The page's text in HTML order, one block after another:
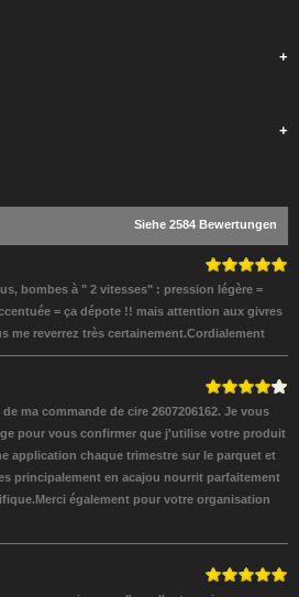
+
+
Siehe 2584 Bewertungen
bombes à " 2 vitesses" : pression légère =
= ça dépote !! mais attention aux givres
me reverrez très certainement.Cordialement
ma commande de cire 2607206162. Je vous
pour vous confirmer que j'utilise votre produit
application chaque trimestre sur le parquet et
principalement en acajou nourrit parfaitement
également pour votre organisation